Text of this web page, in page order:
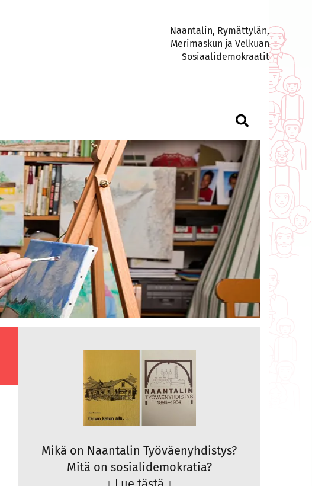
Naantalin, Rymättylän,
Merimaskun ja Velkuan
Sosiaalidemokraatit
Mikä on Naantalin Työväenyhdistys?
Mitä on sosialidemokratia?